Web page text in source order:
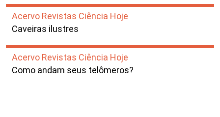
Acervo Revistas Ciência Hoje
Caveiras ilustres
Acervo Revistas Ciência Hoje
Como andam seus telômeros?